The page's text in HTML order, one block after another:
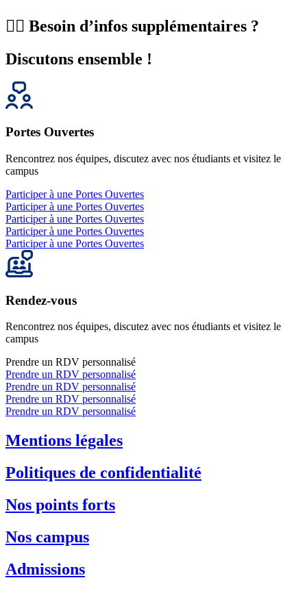
🙋‍♂️ Besoin d’infos supplémentaires ?
Discutons ensemble !
Portes Ouvertes
Rencontrez nos équipes, discutez avec nos étudiants et visitez le
campus
Participer à une Portes Ouvertes
Participer à une Portes Ouvertes
Participer à une Portes Ouvertes
Participer à une Portes Ouvertes
Participer à une Portes Ouvertes
Rendez-vous
Rencontrez nos équipes, discutez avec nos étudiants et visitez le
campus
Prendre un RDV personnalisé
Prendre un RDV personnalisé
Prendre un RDV personnalisé
Prendre un RDV personnalisé
Prendre un RDV personnalisé
Mentions légales
Politiques de confidentialité
Nos points forts
Nos campus
Admissions